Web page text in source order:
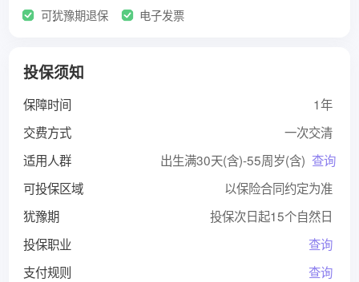
可犹豫期退保
电子发票
投保须知
保障时间
1年
交费方式
一次交清
适用人群
出生满30天(含)-55周岁(含) 查询
可投保区域
以保险合同约定为准
犹豫期
投保次日起15个自然日
投保职业
查询
支付规则
查询